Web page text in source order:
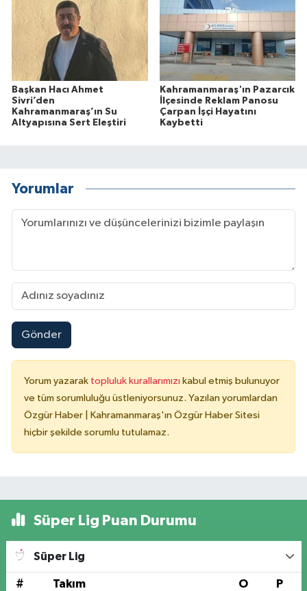
Başkan Hacı Ahmet
Sivri’den
Kahramanmaraş’ın Su
Altyapısına Sert Eleştiri
Kahramanmaraş'ın Pazarcık
İlçesinde Reklam Panosu
Çarpan İşçi Hayatını
Kaybetti
Yorumlar
Gönder
Yorum yazarak topluluk kurallarımızı kabul etmiş bulunuyor
ve tüm sorumluluğu üstleniyorsunuz. Yazılan yorumlardan
Özgür Haber | Kahramanmaraş'ın Özgür Haber Sitesi
hiçbir şekilde sorumlu tutulamaz.
Süper Lig Puan Durumu
Süper Lig
# Takım O P